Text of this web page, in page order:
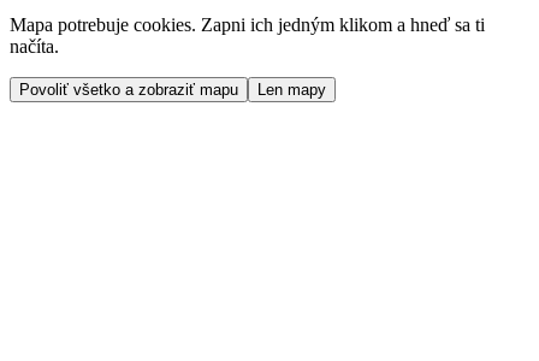
Mapa potrebuje cookies. Zapni ich jedným klikom a hneď sa ti
načíta.
Povoliť všetko a zobraziť mapu Len mapy